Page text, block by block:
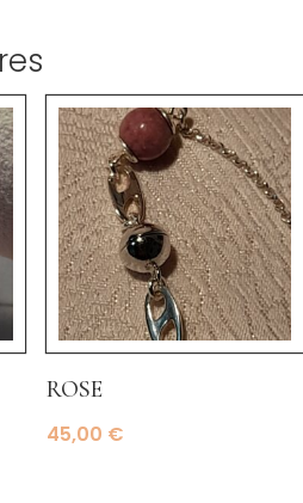
rose
45,00 €